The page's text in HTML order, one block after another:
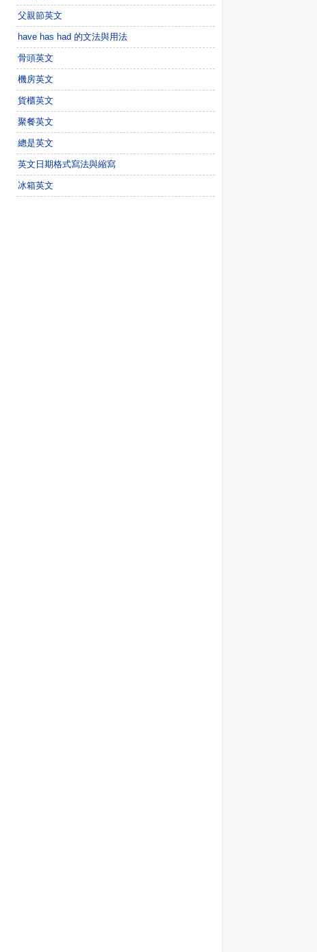
父親節英文
have has had 的文法與用法
骨頭英文
機房英文
貨櫃英文
聚餐英文
總是英文
英文日期格式寫法與縮寫
冰箱英文